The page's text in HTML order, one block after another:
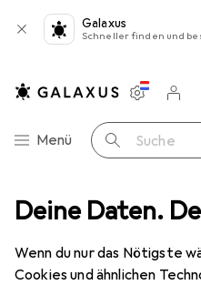
Deine Daten.
Wenn du nur das Nötigste
Cookies und ähnlichen
Galaxus
Schneller finden und
Navigation nach Kategorien
Menü Suche
Merklisten
Warenkorb
Schlafzimmer